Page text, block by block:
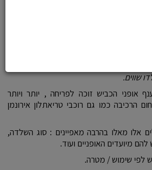
שווים.
אופני הכביש זוכה לפריחה , יותר ויותר
הרכיבה כמו גם רוכבי טריאתלון אירונמן
אלו מאלו בהרבה מאפיינים : סוג השלדה,
מיועדים האופניים ועוד.
לפי שימוש / מטרה.